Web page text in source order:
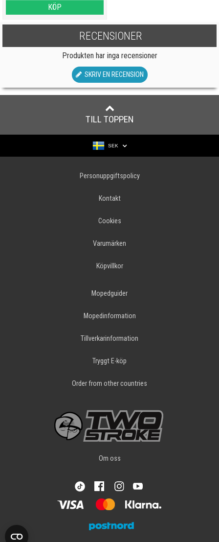
KÖP
RECENSIONER
Produkten har inga recensioner
SKRIV EN RECENSION
TILL TOPPEN
SEK
Personuppgiftspolicy
Kontakt
Cookies
Varumärken
Köpvillkor
Mopedguider
Mopedinformation
Tillverkarinformation
Tryggt E-köp
Order from other countries
Om oss